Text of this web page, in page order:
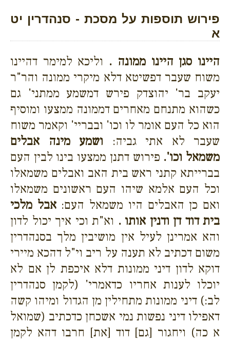
פירוש תוספות על מסכת - סנהדרין יט
א
היינו סגן היינו ממונה . וליכא למימר דהיינו
משוח שעבר דפשיטא דלא מיקרי ממונה והר"ר
יעקב בר' יהוצדק פירש דמשמע ממתני' גם
כשהוא מתנחם מאחרים דממונה ממצעו ומוסיף
הוא כל העם אומר לו וכו' ובבריי' וקאמר משוח
שעבר לא אתי גביה: ושמע מינה אבלים
משמאל וכו'. פירוש דתנן ממצעו בינו לבין העם
בברייתא קתני ראש בית האב ואבלים משמאלו
וכל העם אלמא שיהו העם ראשונים משמאלו
ואם כן האבלים היו משמאל העם:אבל מלכי
בית דוד דן ודנין אותו . וא"ת וכי איך יכול לדון
והא אמרינן לעיל אין מושיבין מלך בסנהדרין
משום דכתיב לא תענה על ריב וי"ל דהכא מיירי
דוקא לדון דיני ממונות דלא איכפת לן אם לא
יוכלו לענות אחריו כדאמרי' (לקמן סנהדרין
לב:) דיני ממונות מתחילין מן הגדול ומיהו קשה
דאפילו דיני נפשות נמי אשכחן כדכתיב (שמואל
א כה) ויחגור [גם] דוד [את] חרבו דהא לקמן